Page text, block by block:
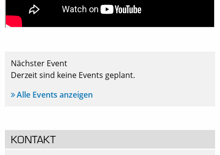
Nächster Event
Derzeit sind keine Events geplant.
Alle Events anzeigen
KONTAKT